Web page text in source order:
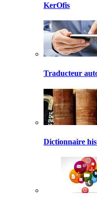
KerOfis
Traducteur
Dictionnaire